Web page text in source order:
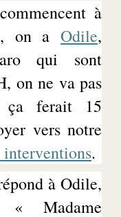
à
on a Odile,
qui sont
, on ne va pas
ça ferait 15
vers notre
interventions.
à Odile,
« Madame